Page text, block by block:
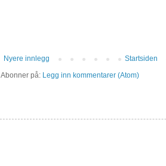
Nyere innlegg
Startsiden
Abonner på: Legg inn kommentarer (Atom)